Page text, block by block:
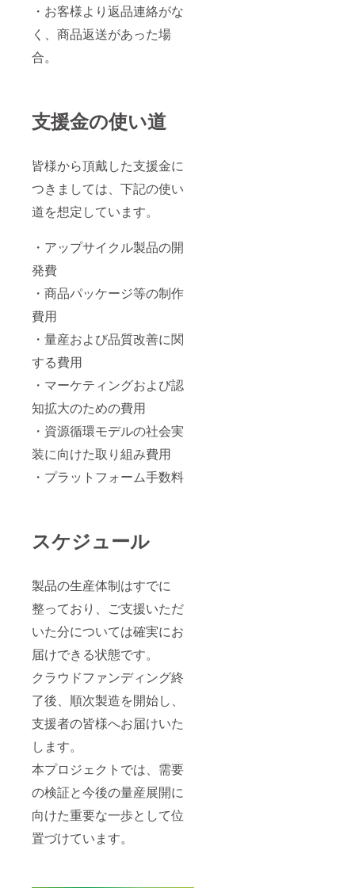
・お客様より返品連絡がな
く、商品返送があった場
合。
支援金の使い道
皆様から頂戴した支援金に
つきましては、下記の使い
道を想定しています。
・アップサイクル製品の開
発費
・商品パッケージ等の制作
費用
・量産および品質改善に関
する費用
・マーケティングおよび認
知拡大のための費用
・資源循環モデルの社会実
装に向けた取り組み費用
・プラットフォーム手数料
スケジュール
製品の生産体制はすでに
整っており、ご支援いただ
いた分については確実にお
届けできる状態です。
クラウドファンディング終
了後、順次製造を開始し、
支援者の皆様へお届けいた
します。
本プロジェクトでは、需要
の検証と今後の量産展開に
向けた重要な一歩として位
置づけています。